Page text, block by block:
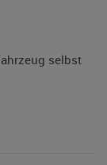
selbst